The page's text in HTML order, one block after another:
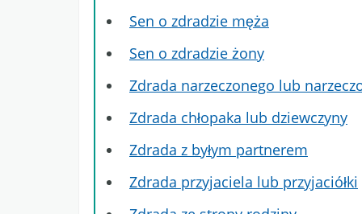
Sen o zdradzie męża
Sen o zdradzie żony
Zdrada narzeczonego lub
Zdrada chłopaka lub dziewczyny
Zdrada z byłym partnerem
Zdrada przyjaciela lub przyjaciółki